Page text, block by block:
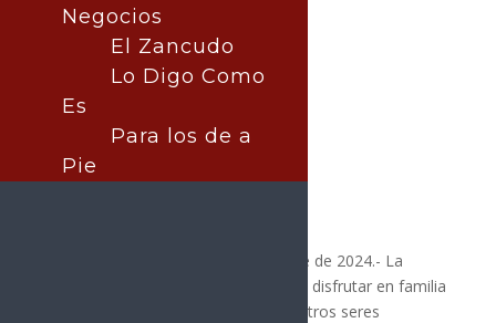
Publicado por:La nota central
SONORA
26 diciembre, 2024
Hermosillo, Sonora; 24 de diciembre de 2024.- La
navidad es una gran oportunidad de disfrutar en familia
y estrechar lazos de unión con nuestros seres
Negocios
El Zancudo
Lo Digo Como
Es
Para los de a
Pie